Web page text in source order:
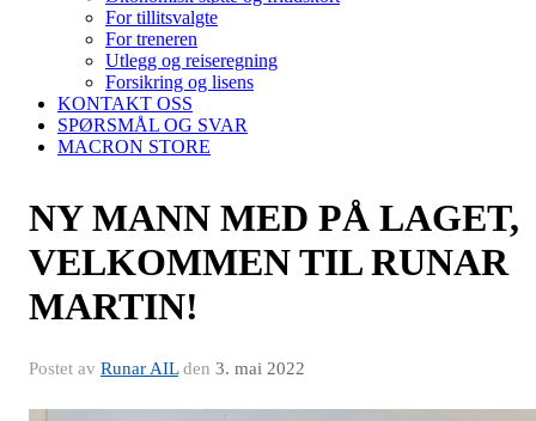
For tillitsvalgte
For treneren
Utlegg og reiseregning
Forsikring og lisens
KONTAKT OSS
SPØRSMÅL OG SVAR
MACRON STORE
NY MANN MED PÅ LAGET,
VELKOMMEN TIL RUNAR
MARTIN!
Postet av Runar AILden 3. mai 2022